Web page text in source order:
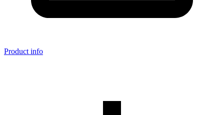
Product info